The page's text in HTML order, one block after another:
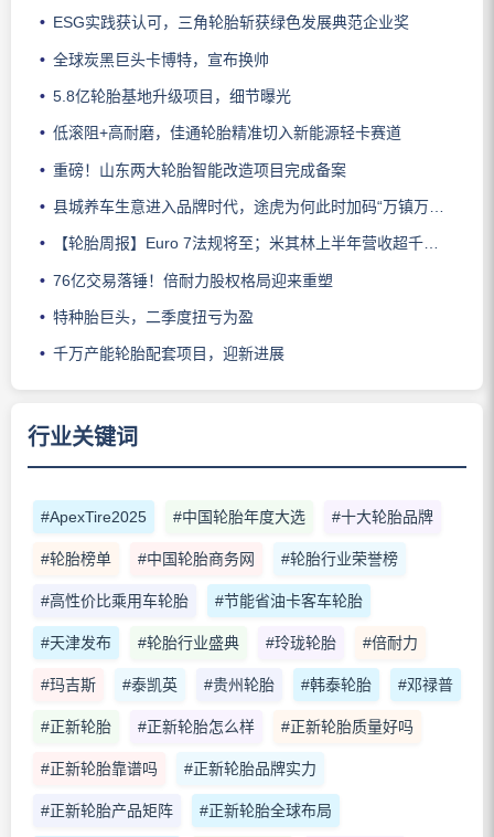
ESG实践获认可，三角轮胎斩获绿色发展典范企业奖
全球炭黑巨头卡博特，宣布换帅
5.8亿轮胎基地升级项目，细节曝光
低滚阻+高耐磨，佳通轮胎精准切入新能源轻卡赛道
重磅！山东两大轮胎智能改造项目完成备案
县城养车生意进入品牌时代，途虎为何此时加码“万镇万店”？
【轮胎周报】Euro 7法规将至；米其林上半年营收超千亿；倍耐力上半年盈利稳增；龙星炭黑斩获欧洲近万吨订单
76亿交易落锤！倍耐力股权格局迎来重塑
特种胎巨头，二季度扭亏为盈
千万产能轮胎配套项目，迎新进展
行业关键词
#ApexTire2025 #中国轮胎年度大选 #十大轮胎品牌
#轮胎榜单 #中国轮胎商务网 #轮胎行业荣誉榜
#高性价比乘用车轮胎 #节能省油卡客车轮胎
#天津发布 #轮胎行业盛典 #玲珑轮胎 #倍耐力
#玛吉斯 #泰凯英 #贵州轮胎 #韩泰轮胎 #邓禄普
#正新轮胎 #正新轮胎怎么样 #正新轮胎质量好吗
#正新轮胎靠谱吗 #正新轮胎品牌实力
#正新轮胎产品矩阵 #正新轮胎全球布局